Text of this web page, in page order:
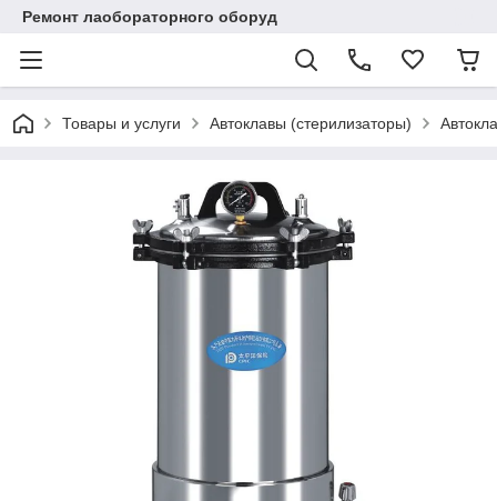
Ремонт лаобораторного оборуд
Товары и услуги Автоклавы (стерилизаторы)